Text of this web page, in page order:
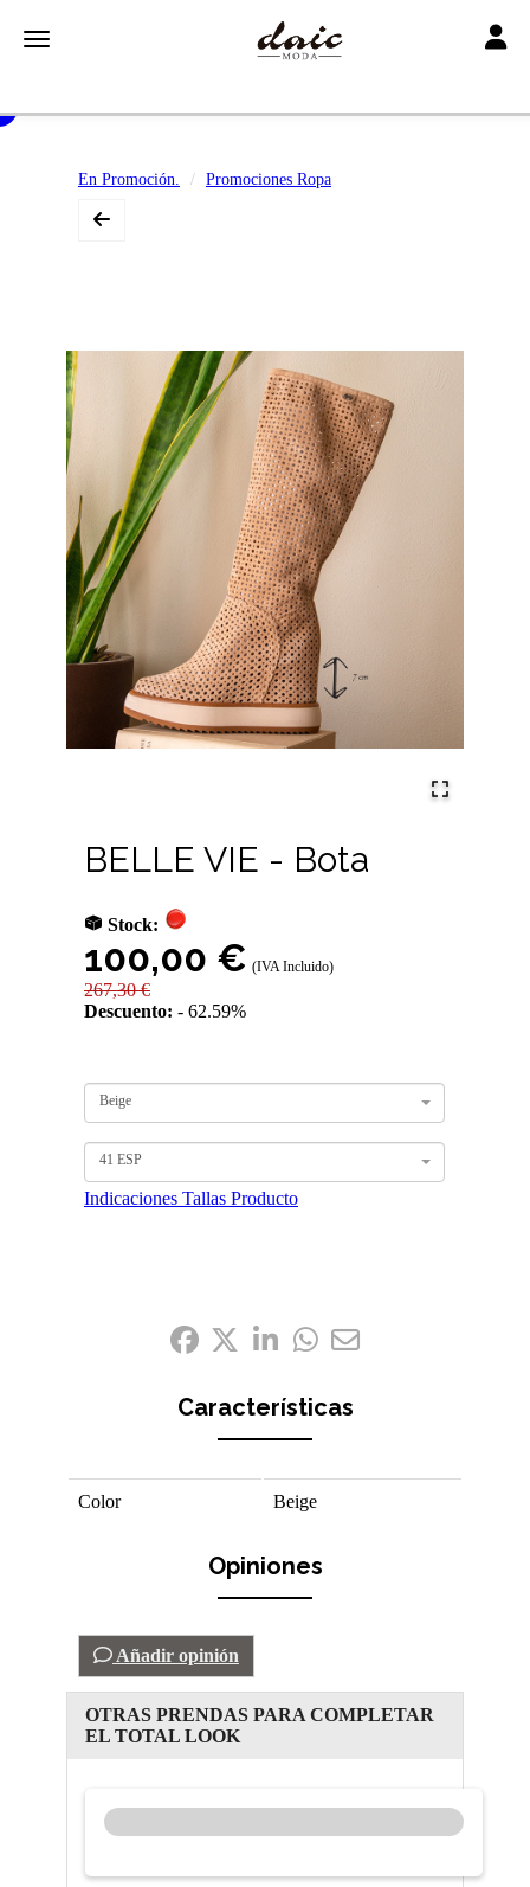
Toggle navigation
En Promoción. Promociones Ropa
BELLE VIE - Bota
Stock:
100,00 € (IVA Incluido)
267,30 €
Descuento: 62.59%
Beige
41 ESP
Indicaciones Tallas Producto
Características
Color Beige
Opiniones
Añadir opinión
OTRAS PRENDAS PARA COMPLETAR
EL TOTAL LOOK